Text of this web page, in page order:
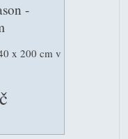
-
x 200 cm v